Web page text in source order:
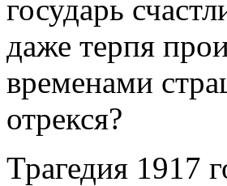
государь
даже терпя
временами
отрекся?
Трагедия 1917